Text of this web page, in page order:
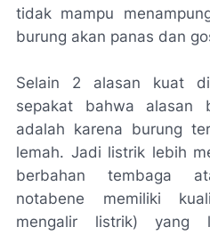
tidak mampu
burung akan panas dan
Selain 2 alasan kuat
sepakat bahwa alasan
adalah karena burung
lemah. Jadi listrik lebih
berbahan tembaga
notabene memiliki
mengalir listrik) yang